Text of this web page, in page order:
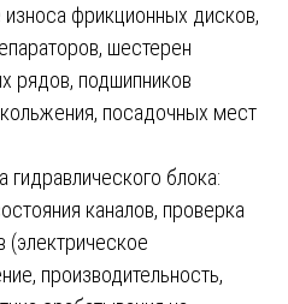
фрикционных дисков,
шестерен
рядов, подшипников
посадочных мест
гидравлического блока:
каналов, проверка
(электрическое
производительность,